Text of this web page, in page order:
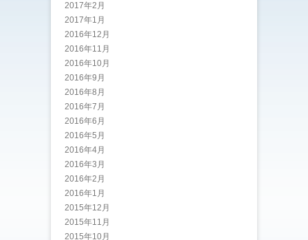
2017年2月
2017年1月
2016年12月
2016年11月
2016年10月
2016年9月
2016年8月
2016年7月
2016年6月
2016年5月
2016年4月
2016年3月
2016年2月
2016年1月
2015年12月
2015年11月
2015年10月